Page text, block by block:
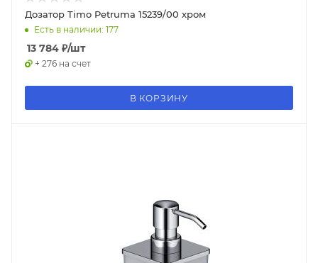
Дозатор Timo Petruma 15239/00 хром
Есть в наличии: 177
13 784 ₽/шт
+ 276 на счет
В КОРЗИНУ